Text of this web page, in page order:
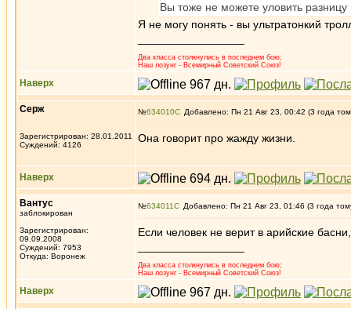
Вы тоже не можете уловить
Я не могу понять - вы ультратонкий
Два класса столкнулись в последнем бою;
Наш лозунг - Всемирный Советский Союз!
Наверх
Серж
Зарегистрирован: 28.01.2011
Суждений: 4126
№634010 Добавлено: Пн 21 Авг 23, 00:42 (3 года
Она говорит про жажду жизни.
Наверх
Вантус
заблокирован
Зарегистрирован:
09.09.2008
Суждений: 7953
Откуда: Воронеж
№634011 Добавлено: Пн 21 Авг 23, 01:46 (3 года
Если человек не верит в арийские
Два класса столкнулись в последнем бою;
Наш лозунг - Всемирный Советский Союз!
Наверх